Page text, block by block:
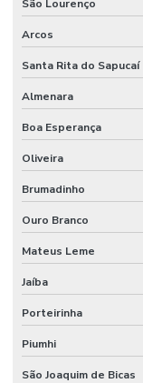
São Lourenço
Arcos
Santa Rita do Sapucaí
Almenara
Boa Esperança
Oliveira
Brumadinho
Ouro Branco
Mateus Leme
Jaíba
Porteirinha
Piumhi
São Joaquim de Bicas